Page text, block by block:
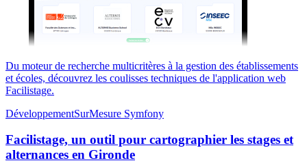
Du moteur de recherche multicritères à la gestion des établissements
et écoles, découvrez les coulisses techniques de l'application web
Facilistage.
DéveloppementSurMesure Symfony
Facilistage, un outil pour cartographier les stages et
alternances en Gironde